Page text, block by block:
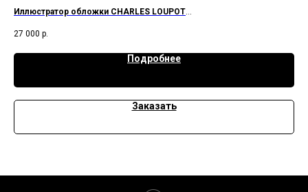
Иллюстратор обложки CHARLES LOUPOT
выдающегося плкатиста 20 века.
27 000 р.
Подробнее
Заказать